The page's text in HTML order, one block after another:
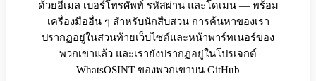
ด้วยอีเมล เบอร์โทรศัพท์ รหัสผ่าน และโดเมน — พร้อม
เครื่องมืออื่น ๆ สำหรับนักสืบสวน การค้นหาของเรา
ปรากฏอยู่ในส่วนท้ายเว็บไซต์และหน้าพาร์ทเนอร์ของ
พวกเขาแล้ว และเรายังปรากฏอยู่ในโปรเจกต์
WhatsOSINT ของพวกเขาบน GitHub